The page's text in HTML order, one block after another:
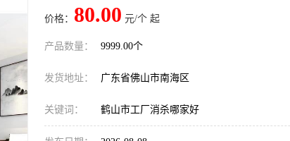
价格： 80.00 元/个 起
产品数量： 9999.00个
发货地址： 广东省佛山市南海区
关键词： 鹤山市工厂消杀哪家好